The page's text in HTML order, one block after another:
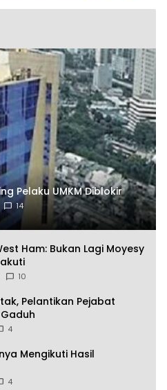
Pelaku UMKM Diblokir
14
Ham: Bukan Lagi Moyesy
10
Pelantikan Pejabat
4
Mengikuti Hasil
4